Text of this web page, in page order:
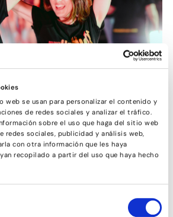
web se usan para personalizar el contenido y
de redes sociales y analizar el tráfico.
sobre el uso que haga del sitio web
redes sociales, publicidad y análisis web,
con otra información que les haya
recopilado a partir del uso que haya hecho
ROCK&ROLL